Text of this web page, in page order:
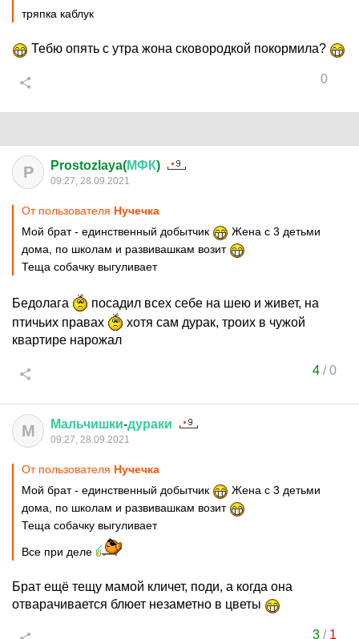
тряпка каблук
Тебю опять с утра жона сковородкой покормила?
0
P Prostozlaya(МФК)
09:27, 28.09.2021
От пользователя Нучечка
Мой брат - единственный добытчик
Жена с 3 детьми
дома, по школам и развивашкам возит
Теща собачку выгуливает
Бедолага
посадил всех себе на шею и живет, на
птичьих правах
хотя сам дурак, троих в чужой
квартире нарожал
4/0
М Мальчишки-дураки
09:27, 28.09.2021
От пользователя Нучечка
Мой брат - единственный добытчик
Жена с 3 детьми
дома, по школам и развивашкам возит
Теща собачку выгуливает
Все при деле
Брат ещё тещу мамой кличет, поди, а когда она
отварачивается блюет незаметно в цветы
3/ 1